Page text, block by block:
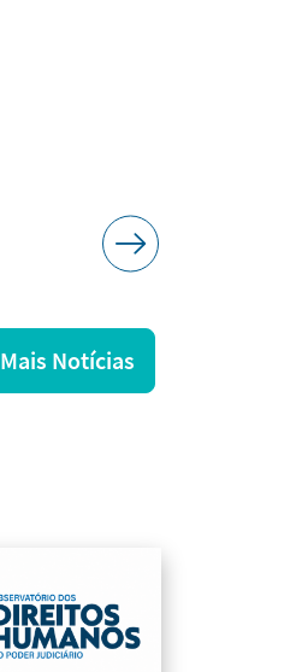
Mais Notícias